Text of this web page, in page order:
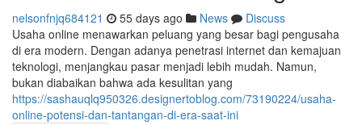
nelsonfnjq684121 55 days ago News
Discuss
Usaha online menawarkan peluang yang besar bagi pengusaha
di era modern. Dengan adanya penetrasi internet dan kemajuan
teknologi, menjangkau pasar menjadi lebih mudah. Namun,
bukan diabaikan bahwa ada kesulitan yang
https://sashauqlq950326.designertoblog.com/73190224/usaha-
online-potensi-dan-tantangan-di-era-saat-ini